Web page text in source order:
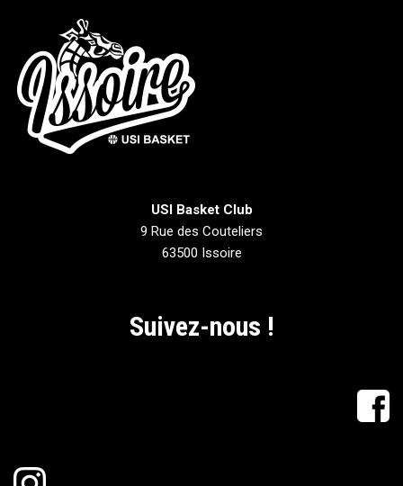
USI Basket Club
9 Rue des Couteliers
63500 Issoire
Suivez-nous !